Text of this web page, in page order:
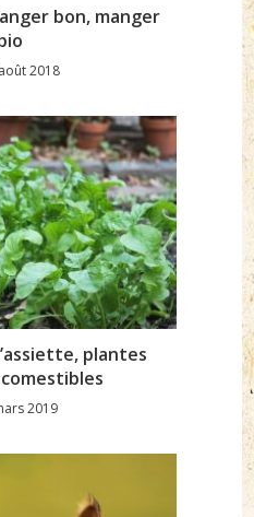
bon, manger
2018
plantes
2019